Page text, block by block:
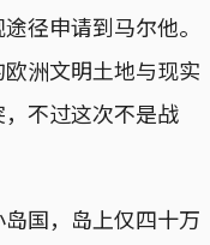
径申请到马尔他。
洲文明土地与现实
不过这次不是战
国，岛上仅四十万